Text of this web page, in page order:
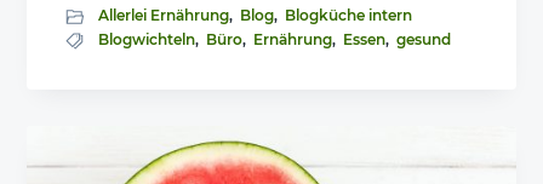
Allerlei Ernährung, Blog, Blogküche intern
Blogwichteln, Büro, Ernährung, Essen, gesund